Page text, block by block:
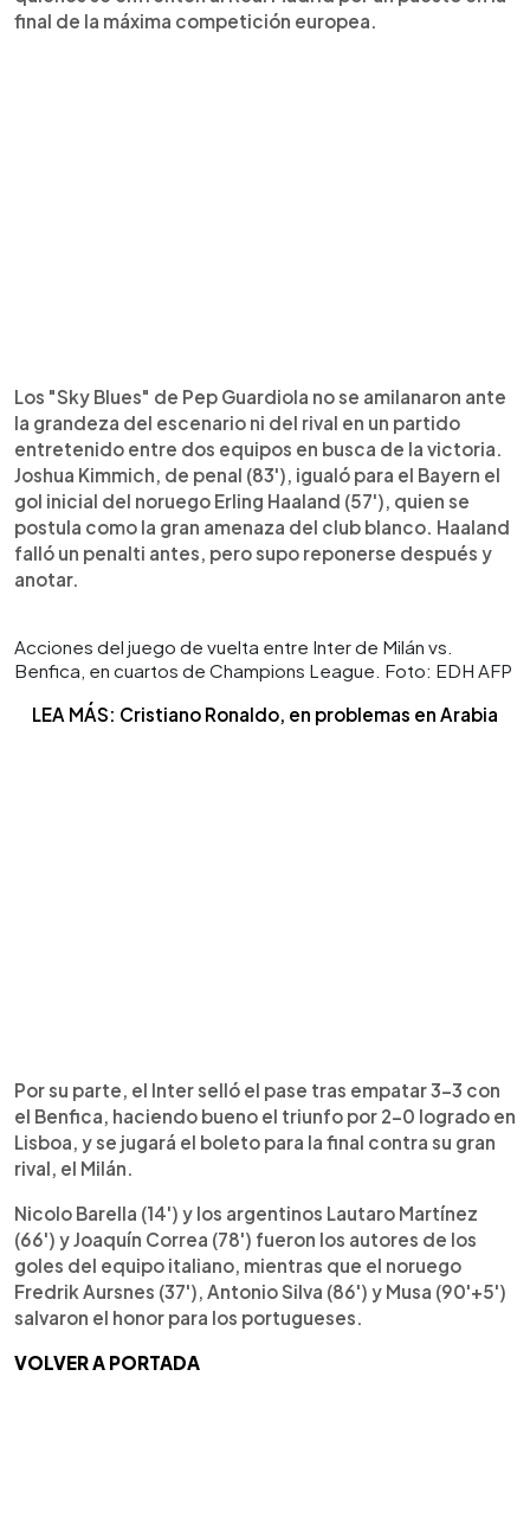
final de la máxima competición europea.
Los "Sky Blues" de Pep Guardiola no se amilanaron ante
la grandeza del escenario ni del rival en un partido
entretenido entre dos equipos en busca de la victoria.
Joshua Kimmich, de penal (83'), igualó para el Bayern el
gol inicial del noruego Erling Haaland (57'), quien se
postula como la gran amenaza del club blanco. Haaland
falló un penalti antes, pero supo reponerse después y
anotar.
Acciones del juego de vuelta entre Inter de Milán vs.
Benfica, en cuartos de Champions League. Foto: EDH AFP
LEA MÁS: Cristiano Ronaldo, en problemas en Arabia
Por su parte, el Inter selló el pase tras empatar 3-3 con
el Benfica, haciendo bueno el triunfo por 2-0 logrado en
Lisboa, y se jugará el boleto para la final contra su gran
rival, el Milán.
Nicolo Barella (14') y los argentinos Lautaro Martínez
(66') y Joaquín Correa (78') fueron los autores de los
goles del equipo italiano, mientras que el noruego
Fredrik Aursnes (37'), Antonio Silva (86') y Musa (90'+5')
salvaron el honor para los portugueses.
VOLVER A PORTADA